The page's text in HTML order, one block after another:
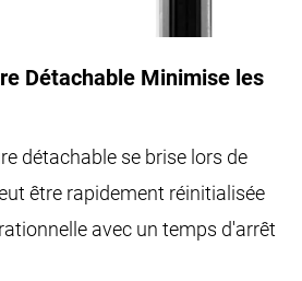
Détachable Minimise les
détachable se brise lors de
être rapidement réinitialisée
avec un temps d'arrêt